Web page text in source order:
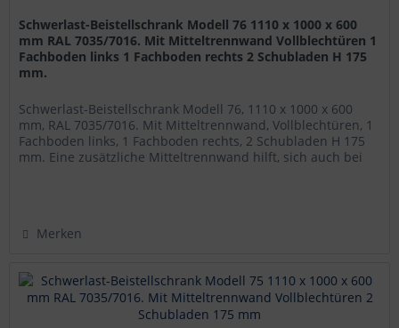
Schwerlast-Beistellschrank Modell 76 1110 x 1000 x 600
mm RAL 7035/7016. Mit Mitteltrennwand Vollblechtüren 1
Fachboden links 1 Fachboden rechts 2 Schubladen H 175
mm.
Schwerlast-Beistellschrank Modell 76, 1110 x 1000 x 600
mm, RAL 7035/7016. Mit Mitteltrennwand, Vollblechtüren, 1
Fachboden links, 1 Fachboden rechts, 2 Schubladen H 175
mm. Eine zusätzliche Mitteltrennwand hilft, sich auch bei
Merken